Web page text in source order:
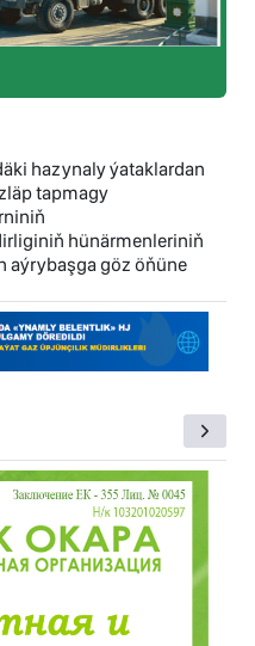
hazynaly ýataklardan
tapmagy
hünärmenleriniň
aýrybaşga göz öňüne